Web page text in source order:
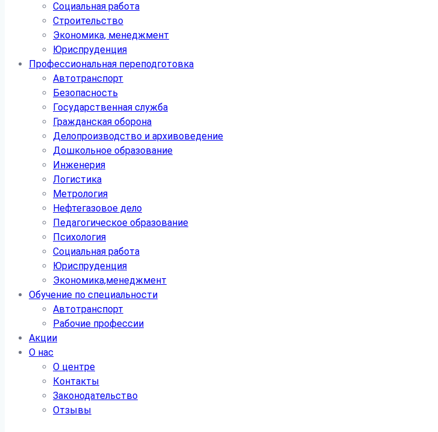
Социальная работа
Строительство
Экономика, менеджмент
Юриспруденция
Профессиональная переподготовка
Автотранспорт
Безопасность
Государственная служба
Гражданская оборона
Делопроизводство и архивоведение
Дошкольное образование
Инженерия
Логистика
Метрология
Нефтегазовое дело
Педагогическое образование
Психология
Социальная работа
Юриспруденция
Экономика,менеджмент
Обучение по специальности
Автотранспорт
Рабочие профессии
Акции
О нас
О центре
Контакты
Законодательство
Отзывы